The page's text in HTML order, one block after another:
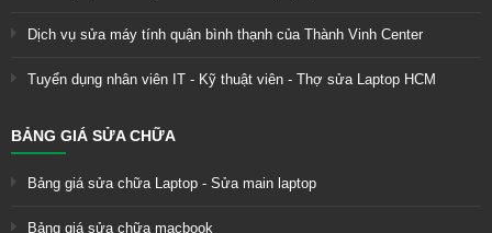
Dịch vụ sửa máy tính quận bình thạnh của Thành Vinh Center
Tuyển dụng nhân viên IT - Kỹ thuật viên - Thợ sửa Laptop HCM
BẢNG GIÁ SỬA CHỮA
Bảng giá sửa chữa Laptop - Sửa main laptop
Bảng giá sửa chữa macbook